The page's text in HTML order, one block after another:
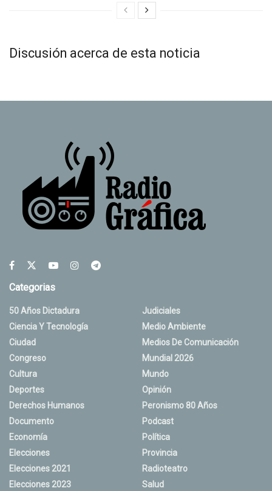
Discusión acerca de esta noticia
Categorias
50 Años Dictadura
Ciencia Y Tecnología
Ciudad
Congreso
Cultura
Deportes
Derechos Humanos
Documento
Economía
Elecciones
Elecciones 2021
Elecciones 2023
Judiciales
Medio Ambiente
Medios De Comunicación
Mundial 2026
Mundo
Opinión
Peronismo 80 Años
Podcast
Política
Provincia
Radioteatro
Salud